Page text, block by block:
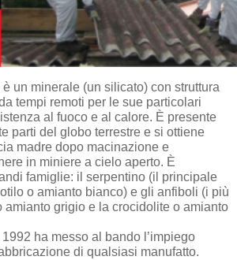
un minerale (un silicato) con struttura
tempi remoti per le sue particolari
al fuoco e al calore. È presente
parti del globo terrestre e si ottiene
madre dopo macinazione e
in miniere a cielo aperto. È
famiglie: il serpentino (il principale
o amianto bianco) e gli anfiboli (i più
amianto grigio e la crocidolite o amianto
ha messo al bando l’impiego
di qualsiasi manufatto.